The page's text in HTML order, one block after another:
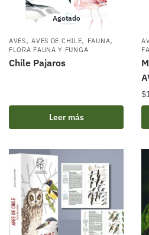
Agotado
AVES,AVES DE CHILE, FAUNA,
FLORA FAUNA Y FUNGA
Chile Pajaros
Leer más
$